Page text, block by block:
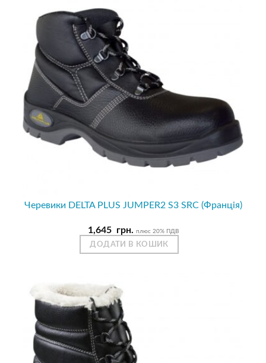
Черевики DELTA PLUS JUMPER2 S3 SRC (Франція)
1,645 грн. плюс 20% ПДВ
ДОДАТИ В КОШИК